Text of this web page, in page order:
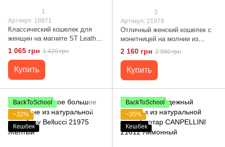
1
Артикул: 18871
Классический кошелек для
женщин на магните ST Leather
18871 Горчичный
1 065 грн 1 420 грн
Купить
3
Артикул: 21978
Отличный женский кошелек с
монетницей на молнии из
натуральной кожи Tony Bellucci
21978 Желтый
2 160 грн 2 960 грн
Купить
BackToSchool
−32%
Кешбек
BackToSchool
−35%
Кешбек